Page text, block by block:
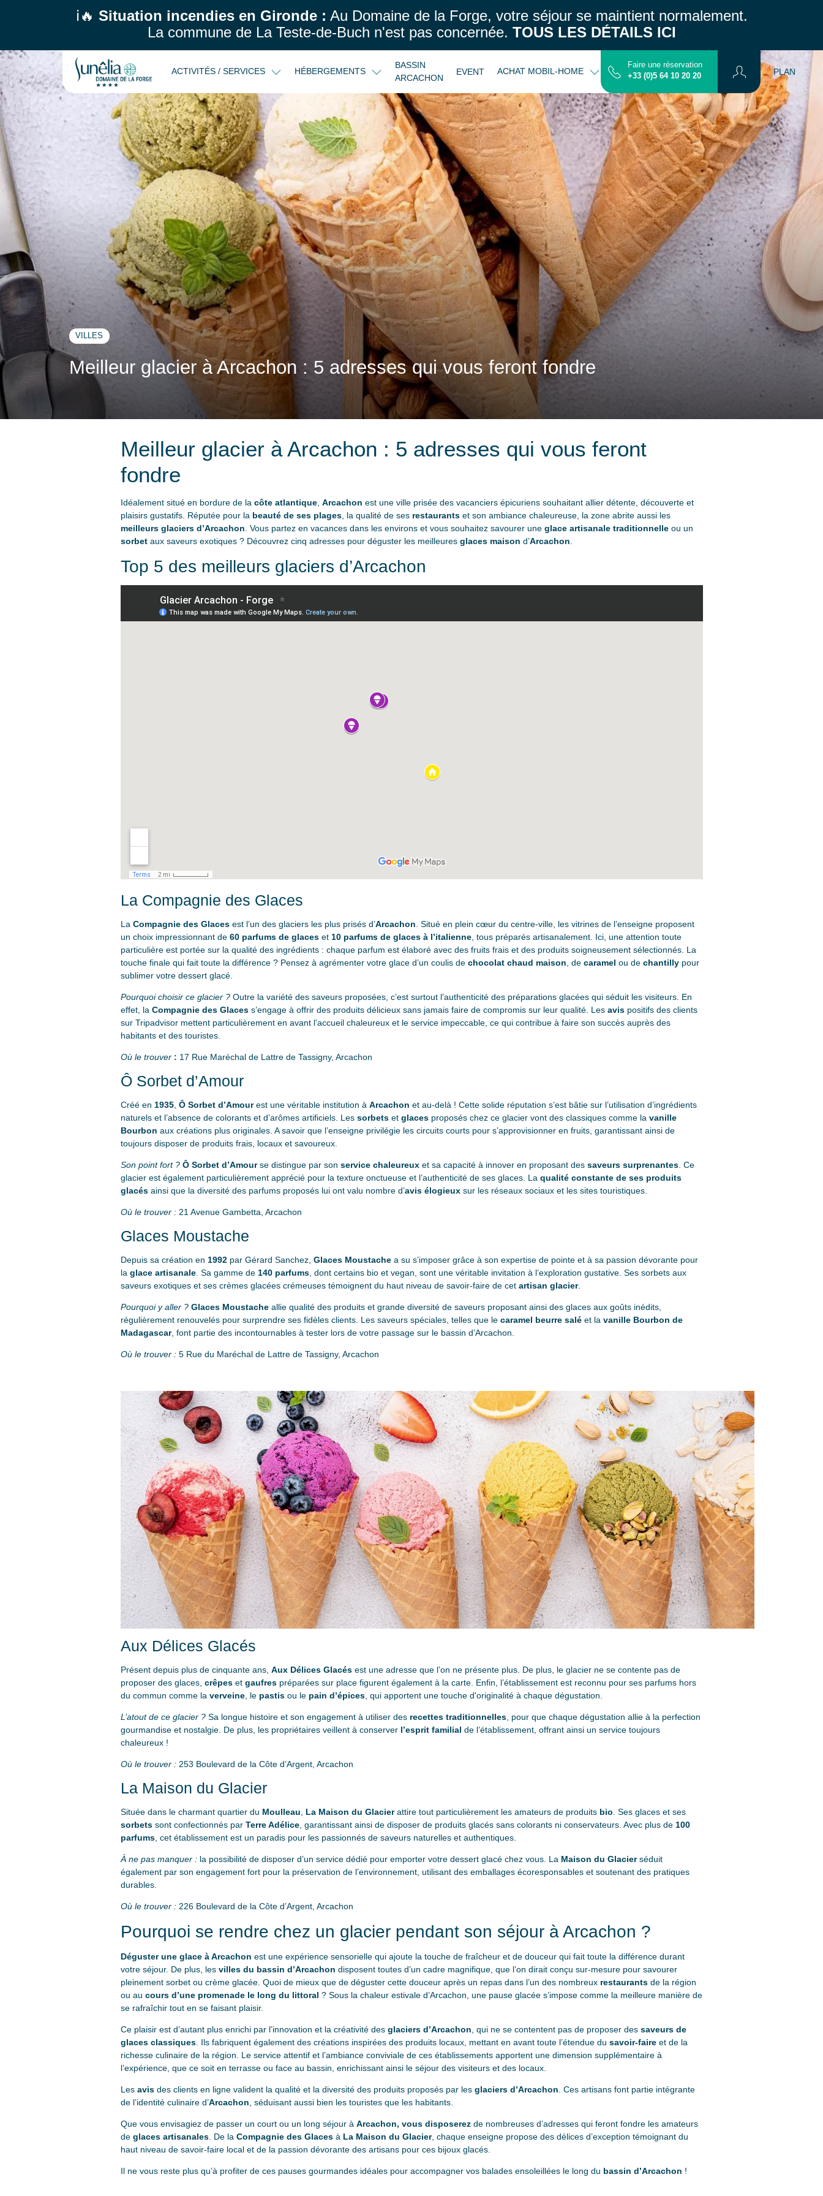
ℹ️🔥 Situation incendies en Gironde : Au Domaine de la Forge, votre séjour se maintient normalement.
La commune de La Teste-de-Buch n'est pas concernée. TOUS LES DÉTAILS ICI
ACTIVITÉS / SERVICES HÉBERGEMENTS
BASSIN
ARCACHON
EVENT ACHAT MOBIL-HOME INFOS PRATIQUES CONTACT PLAN
Faire une réservation
+33 (0)5 64 10 20 20
VILLES
Meilleur glacier à Arcachon : 5 adresses qui vous feront fondre
Meilleur glacier à Arcachon : 5 adresses qui vous feront
fondre
Idéalement situé en bordure de la côte atlantique, Arcachon est une ville prisée des vacanciers épicuriens souhaitant allier détente, découverte et
plaisirs gustatifs. Réputée pour la beauté de ses plages, la qualité de ses restaurantset son ambiance chaleureuse, la zone abrite aussi les
meilleurs glaciers d’Arcachon . Vous partez en vacances dans les environs et vous souhaitez savourer une glace artisanale traditionnelleou un
sorbetaux saveurs exotiques ? Découvrez cinq adresses pour déguster les meilleures glaces maison d’Arcachon
Top 5 des meilleurs glaciers d’Arcachon
La Compagnie des Glaces
La Compagnie des Glacesest l’un des glaciers les plus prisés d’Arcachon . Situé en plein cœur du centre-ville, les vitrines de l’enseigne proposent
un choix impressionnant de 60 parfums de glaceset 10 parfums de glaces à l’italienne, tous préparés artisanalement. Ici, une attention toute
particulière est portée sur la qualité des ingrédients : chaque parfum est élaboré avec des fruits frais et des produits soigneusement sélectionnés. La
touche finale qui fait toute la différence ? Pensez à agrémenter votre glace d’un coulis de chocolat chaud maison , de caramel ou de chantillypour
sublimer votre dessert glacé.
Pourquoi choisir ce glacier ?Outre la variété des saveurs proposées, c’est surtout l’authenticité des préparations glacées qui séduit les visiteurs. En
effet, la Compagnie des Glacess’engage à offrir des produits délicieux sans jamais faire de compromis sur leur qualité. Les avispositifs des clients
sur Tripadvisor mettent particulièrement en avant l’accueil chaleureux et le service impeccable, ce qui contribue à faire son succès auprès des
habitants et des touristes.
Où le trouver : 17 Rue Maréchal de Lattre de Tassigny, Arcachon
Ô Sorbet d’Amour
Créé en 1935, Ô Sorbet d’Amourest une véritable institution à Arcachon et au-delà ! Cette solide réputation s’est bâtie sur l’utilisation d’ingrédients
naturels et l’absence de colorants et d’arômes artificiels. Les sorbetset glacesproposés chez ce glacier vont des classiques comme la vanille
Bourbon aux créations plus originales. A savoir que l’enseigne privilégie les circuits courts pour s’approvisionner en fruits, garantissant ainsi de
toujours disposer de produits frais, locaux et savoureux.
Son point fort ? Ô Sorbet d’Amourse distingue par son service chaleureuxet sa capacité à innover en proposant des saveurs surprenantes. Ce
glacier est également particulièrement apprécié pour la texture onctueuse et l’authenticité de ses glaces. La qualité constante de ses produits
glacésainsi que la diversité des parfums proposés lui ont valu nombre d’avis élogieuxsur les réseaux sociaux et les sites touristiques.
Où le trouver :21 Avenue Gambetta, Arcachon
Glaces Moustache
Depuis sa création en 1992par Gérard Sanchez, Glaces Moustachea su s’imposer grâce à son expertise de pointe et à sa passion dévorante pour
la glace artisanale. Sa gamme de 140 parfums, dont certains bio et vegan, sont une véritable invitation à l’exploration gustative. Ses sorbets aux
saveurs exotiques et ses crèmes glacées crémeuses témoignent du haut niveau de savoir-faire de cet artisan glacier.
Pourquoi y aller ? Glaces Moustacheallie qualité des produits et grande diversité de saveurs proposant ainsi des glaces aux goûts inédits,
régulièrement renouvelés pour surprendre ses fidèles clients. Les saveurs spéciales, telles que le caramel beurre saléet la vanille Bourbon de
Madagascar, font partie des incontournables à tester lors de votre passage sur le bassin d’Arcachon.
Où le trouver :5 Rue du Maréchal de Lattre de Tassigny, Arcachon
Aux Délices Glacés
Présent depuis plus de cinquante ans, Aux Délices Glacésest une adresse que l’on ne présente plus. De plus, le glacier ne se contente pas de
proposer des glaces, crêpeset gaufrespréparées sur place figurent également à la carte. Enfin, l’établissement est reconnu pour ses parfums hors
du commun comme la verveine, le pastisou le pain d’épices, qui apportent une touche d'originalité à chaque dégustation.
L’atout de ce glacier ?Sa longue histoire et son engagement à utiliser des recettes traditionnelles, pour que chaque dégustation allie à la perfection
gourmandise et nostalgie. De plus, les propriétaires veillent à conserver l’esprit familial de l’établissement, offrant ainsi un service toujours
chaleureux !
Où le trouver :253 Boulevard de la Côte d’Argent, Arcachon
La Maison du Glacier
Située dans le charmant quartier du Moulleau La Maison du Glacierattire tout particulièrement les amateurs de produits bio . Ses glaces et ses
sorbetssont confectionnés par Terre Adélice, garantissant ainsi de disposer de produits glacés sans colorants ni conservateurs. Avec plus de 100
parfums, cet établissement est un paradis pour les passionnés de saveurs naturelles et authentiques.
À ne pas manquer :la possibilité de disposer d’un service dédié pour emporter votre dessert glacé chez vous. La Maison du Glacierséduit
également par son engagement fort pour la préservation de l’environnement, utilisant des emballages écoresponsables et soutenant des pratiques
durables.
Où le trouver :226 Boulevard de la Côte d’Argent, Arcachon
Pourquoi se rendre chez un glacier pendant son séjour à Arcachon ?
Déguster une glace à Arcachon est une expérience sensorielle qui ajoute la touche de fraîcheur et de douceur qui fait toute la différence durant
votre séjour. De plus, les villes du bassin d’Arcachon disposent toutes d’un cadre magnifique, que l’on dirait conçu sur-mesure pour savourer
pleinement sorbet ou crème glacée. Quoi de mieux que de déguster cette douceur après un repas dans l’un des nombreux restaurantsde la région
ou au cours d’une promenade le long du littoral ? Sous la chaleur estivale d’Arcachon, une pause glacée s’impose comme la meilleure manière de
se rafraîchir tout en se faisant plaisir.
Ce plaisir est d’autant plus enrichi par l’innovation et la créativité des glaciers d’Arcachon , qui ne se contentent pas de proposer des saveurs de
glaces classiques. Ils fabriquent également des créations inspirées des produits locaux, mettant en avant toute l’étendue du savoir-faireet de la
richesse culinaire de la région. Le service attentif et l’ambiance conviviale de ces établissements apportent une dimension supplémentaire à
l’expérience, que ce soit en terrasse ou face au bassin, enrichissant ainsi le séjour des visiteurs et des locaux.
Les avisdes clients en ligne valident la qualité et la diversité des produits proposés par les glaciers d’Arcachon . Ces artisans font partie intégrante
de l’identité culinaire d’Arcachon , séduisant aussi bien les touristes que les habitants.
Que vous envisagiez de passer un court ou un long séjour à Arcachon, vous disposerezde nombreuses d’adresses qui feront fondre les amateurs
de glaces artisanales. De la Compagnie des Glacesà La Maison du Glacier, chaque enseigne propose des délices d’exception témoignant du
haut niveau de savoir-faire local et de la passion dévorante des artisans pour ces bijoux glacés.
Il ne vous reste plus qu’à profiter de ces pauses gourmandes idéales pour accompagner vos balades ensoleillées le long du bassin d’Arcachon !